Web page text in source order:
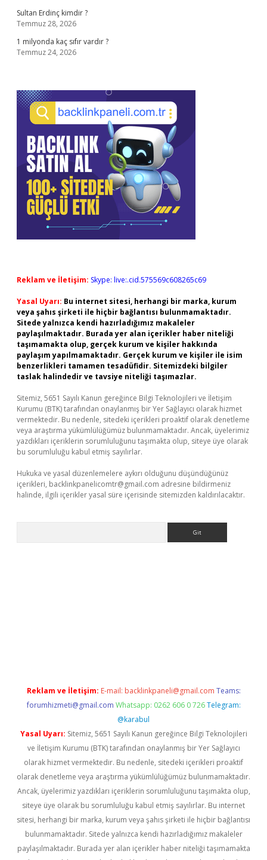
Sultan Erdinç kimdir ?
Temmuz 28, 2026
1 milyonda kaç sıfır vardır ?
Temmuz 24, 2026
Reklam ve İletişim: Skype: live:.cid.575569c608265c69
Yasal Uyarı: Bu internet sitesi, herhangi bir marka, kurum
veya şahıs şirketi ile hiçbir bağlantısı bulunmamaktadır.
Sitede yalnızca kendi hazırladığımız makaleler
paylaşılmaktadır. Burada yer alan içerikler haber niteliği
taşımamakta olup, gerçek kurum ve kişiler hakkında
paylaşım yapılmamaktadır. Gerçek kurum ve kişiler ile isim
benzerlikleri tamamen tesadüfidir. Sitemizdeki bilgiler
taslak halindedir ve tavsiye niteliği taşımazlar.
Sitemiz, 5651 Sayılı Kanun gereğince Bilgi Teknolojileri ve İletişim
Kurumu (BTK) tarafından onaylanmış bir Yer Sağlayıcı olarak hizmet
vermektedir. Bu nedenle, sitedeki içerikleri proaktif olarak denetleme
veya araştırma yükümlülüğümüz bulunmamaktadır. Ancak, üyelerimiz
yazdıkları içeriklerin sorumluluğunu taşımakta olup, siteye üye olarak
bu sorumluluğu kabul etmiş sayılırlar.
Hukuka ve yasal düzenlemelere aykırı olduğunu düşündüğünüz
içerikleri, backlinkpanelicomtr@gmail.com adresine bildirmeniz
halinde, ilgili içerikler yasal süre içerisinde sitemizden kaldırılacaktır.
Reklam ve İletişim: E-mail: backlinkpaneli@gmail.com Teams:
forumhizmeti@gmail.com Whatsapp: 0262 606 0 726 Telegram:
@karabul
Yasal Uyarı: Sitemiz, 5651 Sayılı Kanun gereğince Bilgi Teknolojileri
ve İletişim Kurumu (BTK) tarafından onaylanmış bir Yer Sağlayıcı
olarak hizmet vermektedir. Bu nedenle, sitedeki içerikleri proaktif
olarak denetleme veya araştırma yükümlülüğümüz bulunmamaktadır.
Ancak, üyelerimiz yazdıkları içeriklerin sorumluluğunu taşımakta olup,
siteye üye olarak bu sorumluluğu kabul etmiş sayılırlar. Bu internet
sitesi, herhangi bir marka, kurum veya şahıs şirketi ile hiçbir bağlantısı
bulunmamaktadır. Sitede yalnızca kendi hazırladığımız makaleler
paylaşılmaktadır. Burada yer alan içerikler haber niteliği taşımamakta